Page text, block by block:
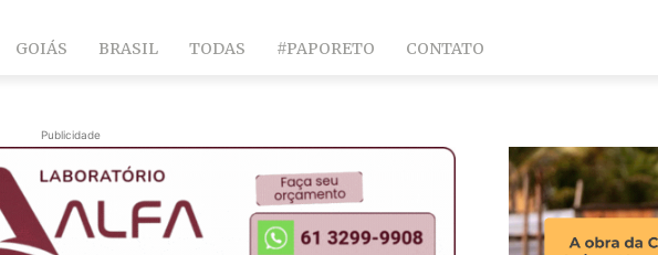
GOIÁS BRASIL TODAS #PAPORETO CONTATO
Publicidade